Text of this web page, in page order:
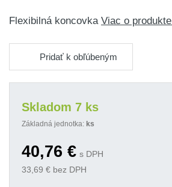
Flexibilná koncovka Viac o produkte
Pridať k obľúbeným
Skladom 7 ks
Základná jednotka: ks
40,76 € s DPH
33,69 € bez DPH